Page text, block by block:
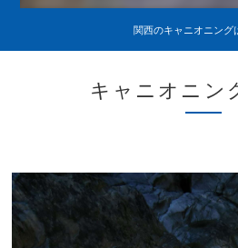
関西のキャニオニング
キャニオニン